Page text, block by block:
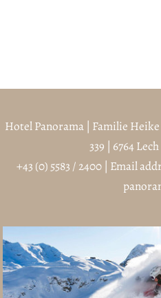
Hotel Panorama | Familie
339 | 6764
+43 (0) 5583 / 2400 Email